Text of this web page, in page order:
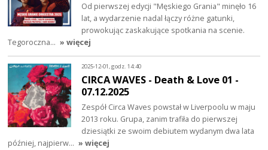
Od pierwszej edycji "Męskiego Grania" minęło 16
lat, a wydarzenie nadal łączy różne gatunki,
prowokując zaskakujące spotkania na scenie.
Tegoroczna… » więcej
2025-12-01, godz. 14:40
CIRCA WAVES - Death & Love 01 -
07.12.2025
Zespół Circa Waves powstał w Liverpoolu w maju
2013 roku. Grupa, zanim trafiła do pierwszej
dziesiątki ze swoim debiutem wydanym dwa lata
później, najpierw… » więcej